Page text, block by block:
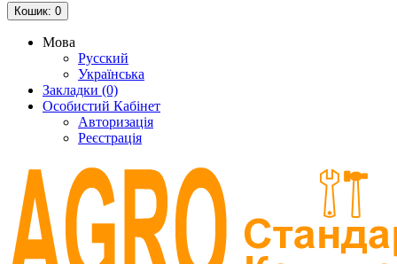
Кошик: 0
Мова
Русский
Українська
Закладки (0)
Особистий Кабінет
Авторизація
Реєстрація